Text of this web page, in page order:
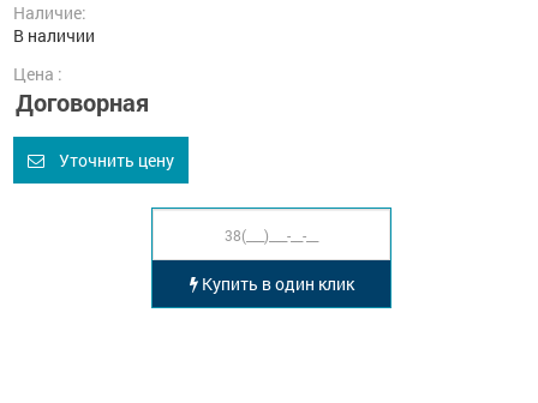
Наличие:
В наличии
Цена :
Договорная
Уточнить цену
Купить в один клик